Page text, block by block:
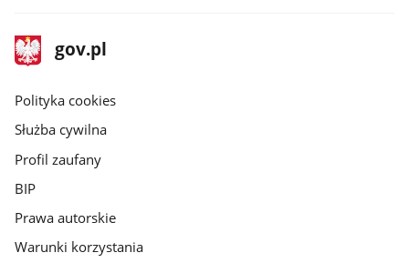
stopka
gov.pl
Strona
gov.pl
gov.pl
Polityka cookies
Służba cywilna
Profil zaufany
BIP
Prawa autorskie
Warunki korzystania